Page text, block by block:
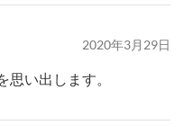
2020年3月29日
思い出します。